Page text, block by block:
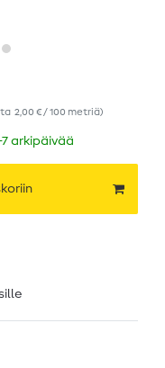
2,00 € / 100 metriä)
arkipäivää